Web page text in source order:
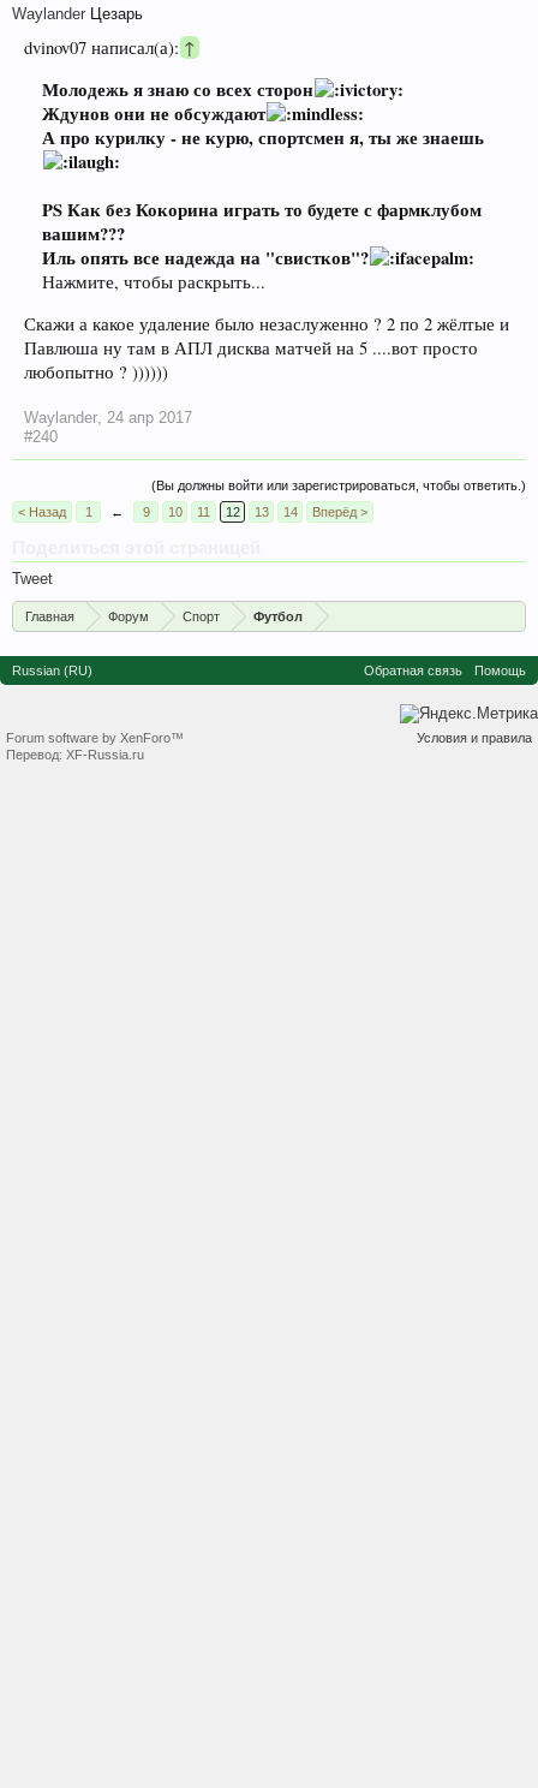
Waylander Цезарь
dvinov07 написал(а): ↑
Молодежь я знаю со всех сторон
Ждунов они не обсуждают
А про курилку - не курю, спортсмен я, ты же знаешь
PS Как без Кокорина играть то будете с фармклубом
вашим???
Иль опять все надежда на "свистков"?
Нажмите, чтобы раскрыть...
Скажи а какое удаление было незаслуженно ? 2 по 2 жёлтые и
Павлюша ну там в АПЛ дисква матчей на 5 ....вот просто
любопытно ? ))))))
Waylander 24 апр 2017
#240
(Вы должны войти или зарегистрироваться, чтобы ответить.)
< Назад
1 ← 9 10 11 12 13 14 Вперёд >
Tweet
Главная Форум Спорт Футбол
Russian (RU) Обратная связь Помощь
Условия и правила
Forum software by XenForo™
Перевод: XF-Russia.ru